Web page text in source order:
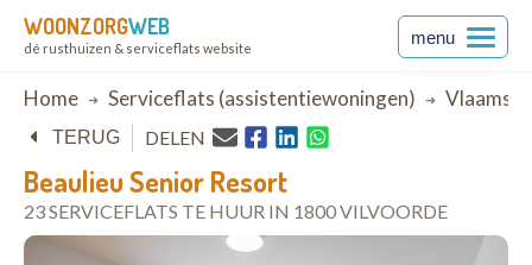
WOONZORGWEB
dé rusthuizen & serviceflats website
menu
Breadcrumb
Home Serviceflats (assistentiewoningen) Vlaams-
Beaulieu Senior Resort
23 SERVICEFLATS TE HUUR IN 1800 VILVOORDE
TERUG DELEN
open in Google Maps